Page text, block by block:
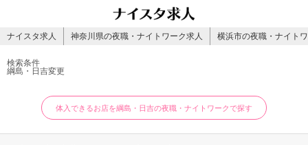
ナイスタ求人 神奈川県の夜職・ナイトワーク求人 横浜市の夜職・ナイト
検索条件
綱島・日吉変更
体入できるお店を綱島・日吉の夜職・ナイトワークで探す